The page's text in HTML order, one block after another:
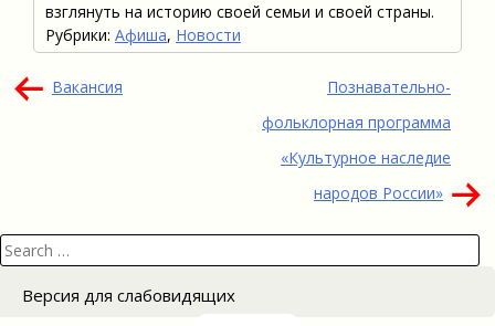
взглянуть на историю своей семьи и своей страны.
Рубрики: Афиша, Новости
Навигация
Вакансия
Познавательно-
фольклорная программа
«Культурное наследие
народов России»
Search
for:
Версия для слабовидящих